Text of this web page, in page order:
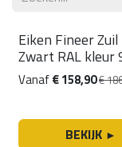
15% korting
Eiken Fineer
Zwart RAL kleur
Vanaf€158,90€
BEKIJK ►